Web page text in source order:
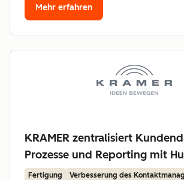
Mehr erfahren
KRAMER zentralisiert
Prozesse und Reporting mit
Fertigung
Verbesserung des